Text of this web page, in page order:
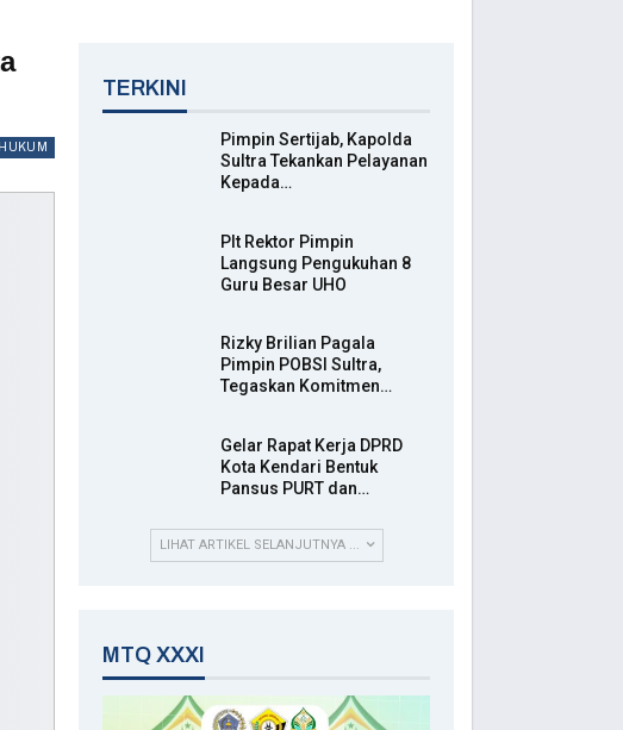
HUKUM
TERKINI
Pimpin Sertijab, Kapolda
Sultra Tekankan Pelayanan
Kepada…
Plt Rektor Pimpin
Langsung Pengukuhan 8
Guru Besar UHO
Rizky Brilian Pagala
Pimpin POBSI Sultra,
Tegaskan Komitmen…
Gelar Rapat Kerja DPRD
Kota Kendari Bentuk
Pansus PURT dan…
LIHAT ARTIKEL SELANJUTNYA ...
MTQ XXXI